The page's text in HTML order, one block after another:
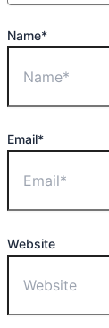
Name*
Email*
Website